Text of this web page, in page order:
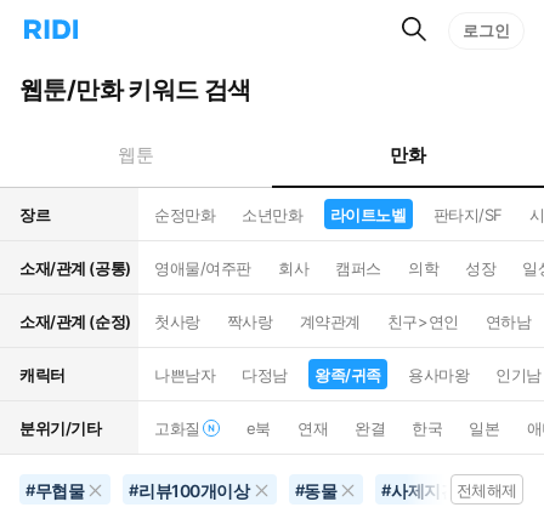
리
홈
으
턴
트
검
로그인
웹툰/만화 키워드 검색
웹툰 만화
장르 순정만화 소년만화 라이트노벨 판타지/SF
소재/관계 (공통) 영애물/여주판 회사 캠퍼스 의학 성장 일
소재/관계 (순정) 첫사랑 짝사랑 계약관계 친구>연인 연하남
캐릭터 나쁜남자 다정남 왕족/귀족 용사마왕 인기남
분위기/기타 고화질 e북 연재 완결 한국 일본
#무협물 #리뷰100개이상 #동물 #사제지간 #왕
전체해제